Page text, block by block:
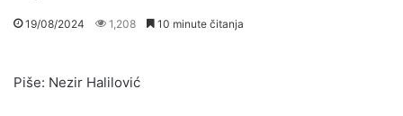
19/08/2024 1,208 10 minute čitanja
Piše: Nezir Halilović